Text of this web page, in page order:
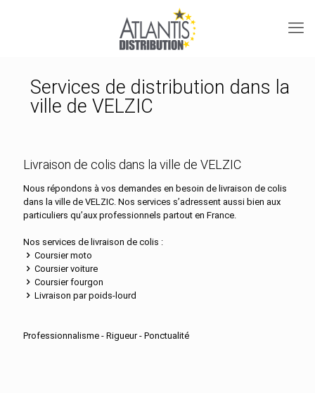
Services de distribution dans la
ville de VELZIC
Livraison de colis dans la ville de VELZIC
Nous répondons à vos demandes en besoin de livraison de colis
dans la ville de VELZIC. Nos services s’adressent aussi bien aux
particuliers qu’aux professionnels partout en France.
Nos services de livraison de colis :
Coursier moto
Coursier voiture
Coursier fourgon
Livraison par poids-lourd
Professionnalisme - Rigueur - Ponctualité